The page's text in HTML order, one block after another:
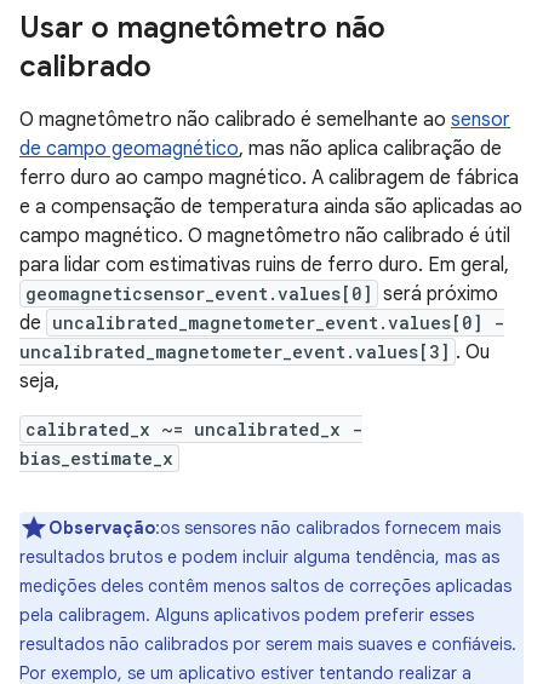
Usar o magnetômetro não
calibrado
O magnetômetro não calibrado é semelhante ao sensor
de campo geomagnético, mas não aplica calibração de
ferro duro ao campo magnético. A calibragem de fábrica
e a compensação de temperatura ainda são aplicadas ao
campo magnético. O magnetômetro não calibrado é útil
para lidar com estimativas ruins de ferro duro. Em geral,
geomagneticsensor_event.values[0] será próximo
de uncalibrated_magnetometer_event.values[0] -
uncalibrated_magnetometer_event.values[3] . Ou
seja,
calibrated_x ~= uncalibrated_x -
bias_estimate_x
Observação:os sensores não calibrados fornecem mais
resultados brutos e podem incluir alguma tendência, mas as
medições deles contêm menos saltos de correções aplicadas
pela calibragem. Alguns aplicativos podem preferir esses
resultados não calibrados por serem mais suaves e confiáveis.
Por exemplo, se um aplicativo estiver tentando realizar a